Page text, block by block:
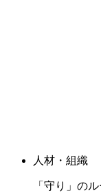
人材・組織
「守り」の